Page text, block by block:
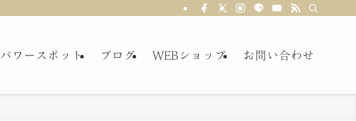
パワースポット ブログ WEBショップ お問い合わせ